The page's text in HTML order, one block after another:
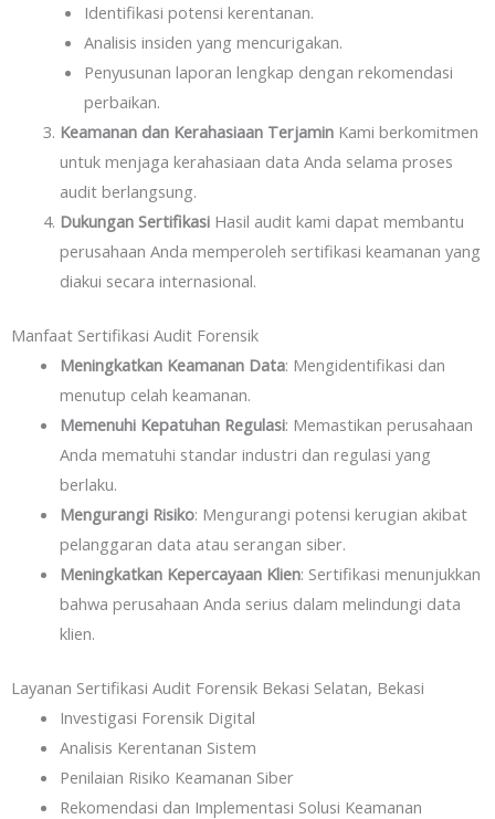
Identifikasi potensi kerentanan.
Analisis insiden yang mencurigakan.
Penyusunan laporan lengkap dengan rekomendasi
perbaikan.
Keamanan dan Kerahasiaan TerjaminKami berkomitmen
untuk menjaga kerahasiaan data Anda selama proses
audit berlangsung.
Dukungan SertifikasiHasil audit kami dapat membantu
perusahaan Anda memperoleh sertifikasi keamanan yang
diakui secara internasional.
Manfaat Sertifikasi Audit Forensik
Meningkatkan Keamanan Data: Mengidentifikasi dan
menutup celah keamanan.
Memenuhi Kepatuhan Regulasi: Memastikan perusahaan
Anda mematuhi standar industri dan regulasi yang
berlaku.
Mengurangi Risiko: Mengurangi potensi kerugian akibat
pelanggaran data atau serangan siber.
Meningkatkan Kepercayaan Klien: Sertifikasi menunjukkan
bahwa perusahaan Anda serius dalam melindungi data
klien.
Layanan Sertifikasi Audit Forensik Bekasi Selatan, Bekasi
Investigasi Forensik Digital
Analisis Kerentanan Sistem
Penilaian Risiko Keamanan Siber
Rekomendasi dan Implementasi Solusi Keamanan